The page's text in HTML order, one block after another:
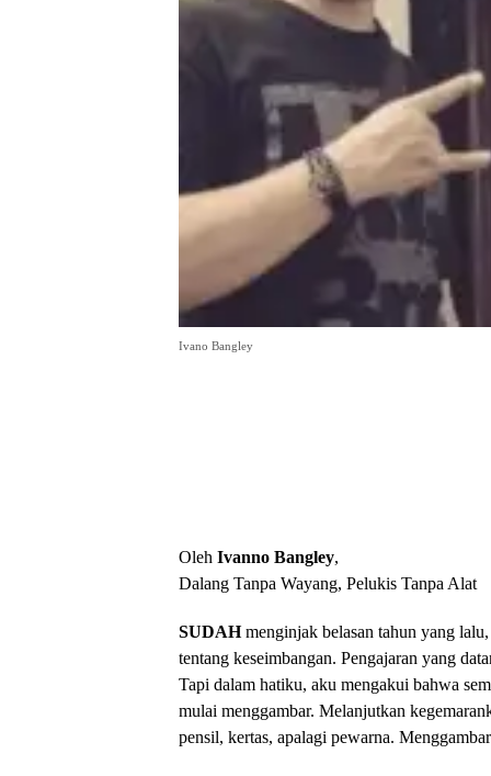
Ivano Bangley
Oleh Ivanno Bangley,
Dalang Tanpa Wayang, Pelukis Tanpa Alat
SUDAHmenginjak belasan tahun yang
tentang keseimbangan. Pengajaran yang
Tapi dalam hatiku, aku mengakui bahwa
mulai menggambar. Melanjutkan
pensil, kertas, apalagi pewarna.